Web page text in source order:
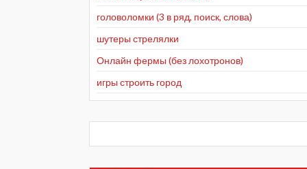
головоломки (3 в ряд, поиск, слова)
шутеры стрелялки
Онлайн фермы (без лохотронов)
игры строить город